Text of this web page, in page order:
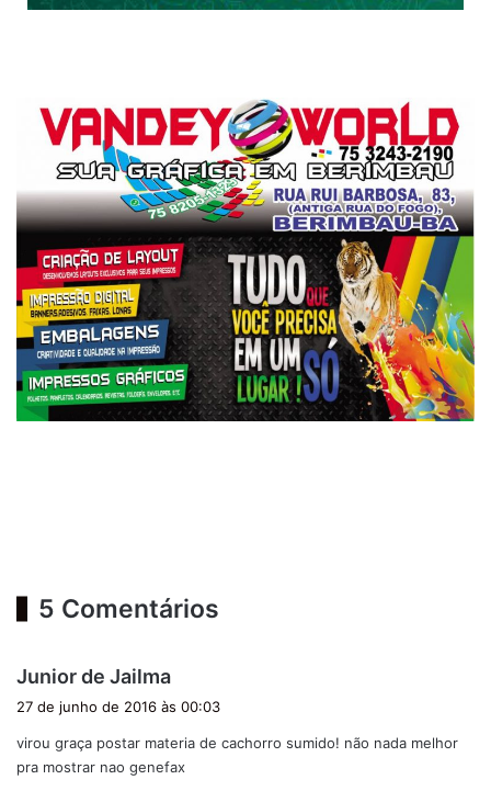
5 Comentários
Junior de Jailma
s
e
27 de junho de 2016 às 00:03
virou graça postar materia de cachorro sumido! não nada melhor
pra mostrar nao genefax